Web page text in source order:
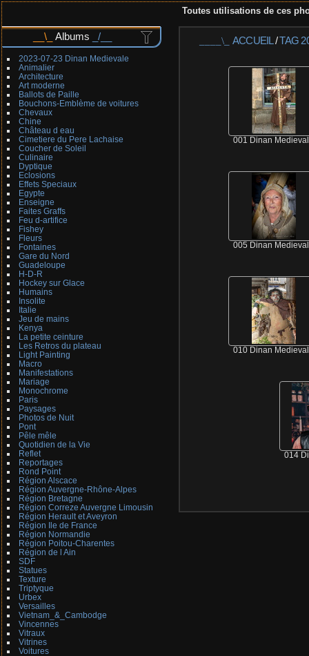
Toutes utilisations de ces
Albums
2023-07-23 Dinan Medievale
Animalier
Architecture
Art moderne
Ballots de Paille
Bouchons-Emblème de voitures
Chevaux
Chine
Château d eau
Cimetiere du Pere Lachaise
Coucher de Soleil
Culinaire
Dyptique
Eclosions
Effets Speciaux
Egypte
Enseigne
Faites Graffs
Feu d-artifice
Fishey
Fleurs
Fontaines
Gare du Nord
Guadeloupe
H-D-R
Hockey sur Glace
Humains
Insolite
Italie
Jeu de mains
Kenya
La petite ceinture
Les Retros du plateau
Light Painting
Macro
Manifestations
Mariage
Monochrome
Paris
Paysages
Photos de Nuit
Pont
Pêle mêle
Quotidien de la Vie
Reflet
Reportages
Rond Point
Région Alscace
Région Auvergne-Rhône-Alpes
Région Bretagne
Région Correze Auvergne Limousin
Région Herault et Aveyron
Région Ile de France
Région Normandie
Région Poitou-Charentes
Région de l Ain
SDF
Statues
Texture
Triptyque
Urbex
Versailles
Vietnam_&_Cambodge
Vincennes
Vitraux
Vitrines
Voitures
ACCUEIL/TAG
001 Dinan
005 Dinan
010 Dinan
014